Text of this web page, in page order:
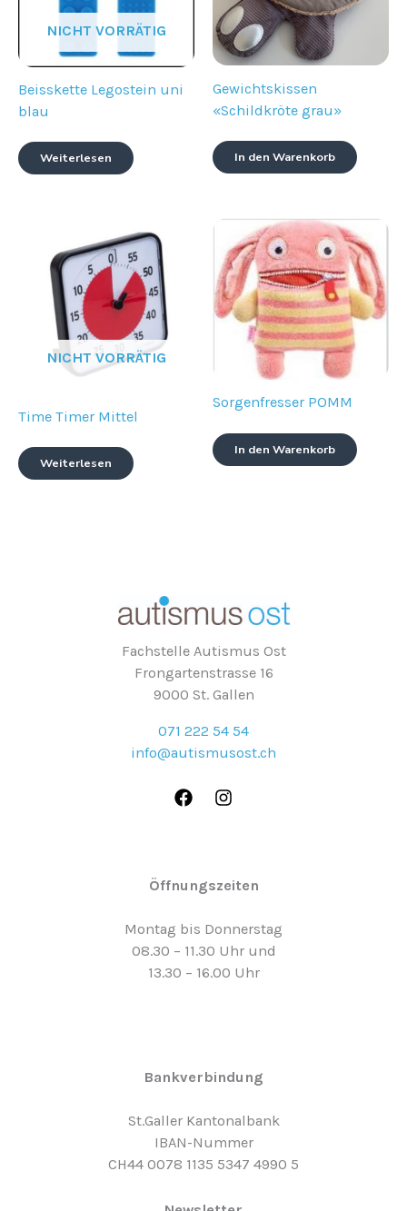
NICHT VORRÄTIG
Beisskette Legostein uni
blau
Weiterlesen
Gewichtskissen
«Schildkröte grau»
In den Warenkorb
NICHT VORRÄTIG
Time Timer Mittel
Weiterlesen
Sorgenfresser POMM
In den Warenkorb
Fachstelle Autismus Ost
Frongartenstrasse 16
9000 St. Gallen
071 222 54 54
info@autismusost.ch
Öffnungszeiten
Montag bis Donnerstag
08.30 – 11.30 Uhr und
13.30 – 16.00 Uhr
Bankverbindung
St.Galler Kantonalbank
IBAN-Nummer
CH44 0078 1135 5347 4990 5